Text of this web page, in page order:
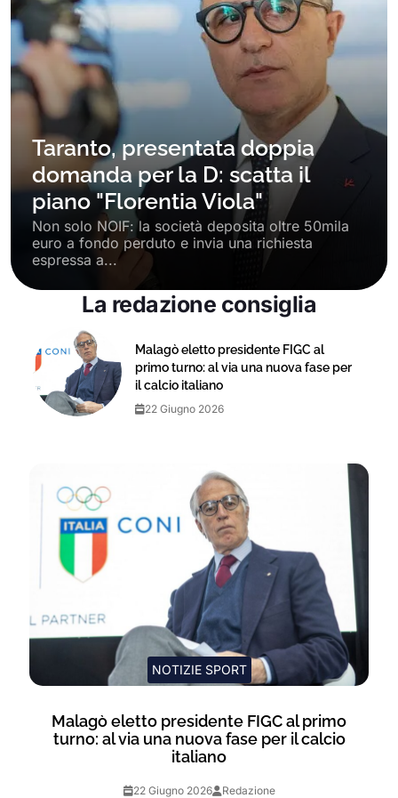
Taranto, presentata doppia
domanda per la D: scatta il
piano "Florentia Viola"
Non solo NOIF: la società deposita oltre 50mila
euro a fondo perduto e invia una richiesta
espressa a...
La redazione consiglia
Malagò eletto presidente FIGC al
primo turno: al via una nuova fase per
il calcio italiano
22 Giugno 2026
NOTIZIE SPORT
Malagò eletto presidente FIGC al primo
turno: al via una nuova fase per il calcio
italiano
22 Giugno 2026 Redazione